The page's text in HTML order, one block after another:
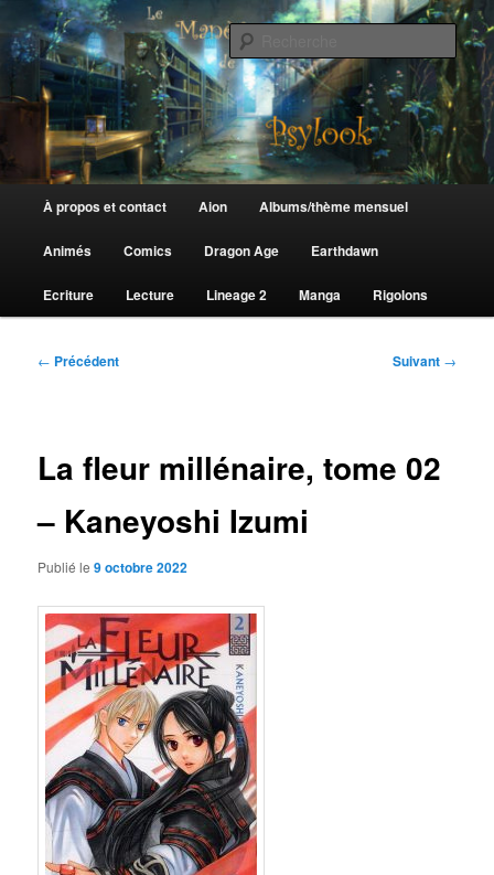
au
contenu
principalLe Manège de Psylook
principal
À propos et contact Aion Albums/thème mensuel
Animés Comics Dragon Age Earthdawn
Ecriture Lecture Lineage 2 Manga Rigolons
Navigation
← Précédent Suivant →
La fleur millénaire, tome 02
– Kaneyoshi Izumi
Publié le9 octobre 2022